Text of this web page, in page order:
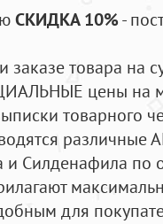
СКИДКА 10%-
заказе товара на
цены на
товарного
и Силденафила по
для